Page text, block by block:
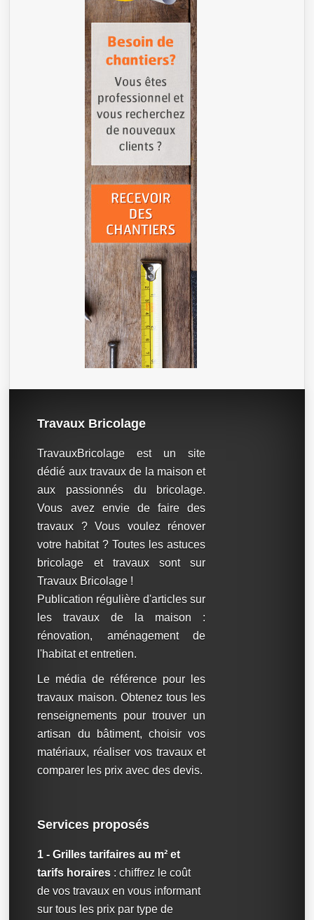
Travaux Bricolage
TravauxBricolage est un site
dédié aux travaux de la maison et
aux passionnés du bricolage.
Vous avez envie de faire des
travaux ? Vous voulez rénover
votre habitat ? Toutes les astuces
bricolage et travaux sont sur
Travaux Bricolage !
Publication régulière d'articles sur
les travaux de la maison :
rénovation, aménagement de
l'habitat et entretien.
Le média de référence pour les
travaux maison. Obtenez tous les
renseignements pour trouver un
artisan du bâtiment, choisir vos
matériaux, réaliser vos travaux et
comparer les prix avec des devis.
Services proposés
1 - Grilles tarifaires au m² et
tarifs horaires : chiffrez le coût
de vos travaux en vous informant
sur tous les prix par type de